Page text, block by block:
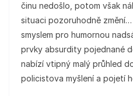
činu nedošlo, potom však
situaci pozoruhodně změní…
smyslem pro humornou
prvky absurdity pojednané
nabízí vtipný malý průhled
policistova myšlení a pojetí